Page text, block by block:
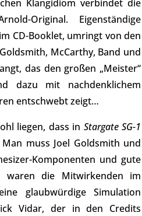
Klangidiom verbindet die
Original. Eigenständige
CD-Booklet, umringt von den
McCarthy, Band und
das den großen „Meister“
dazu mit nachdenklichem
entschwebt zeigt…
liegen, dass in Stargate SG-1
muss Joel Goldsmith und
Komponenten und gute
waren die Mitwirkenden im
glaubwürdige Simulation
Vidar, der in den Credits